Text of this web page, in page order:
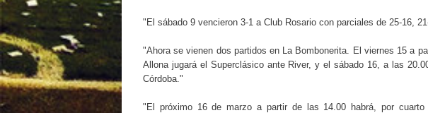
"El sábado 9 vencieron 3-1 a Club Rosario con parciales de 25-16,
"Ahora se vienen dos partidos en La Bombonerita. El viernes 15 a
Allona jugará el Superclásico ante River, y el sábado 16, a las
Córdoba."
"El próximo 16 de marzo a partir de las 14.00 habrá, por cuarto